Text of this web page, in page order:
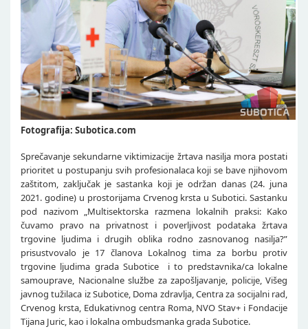
Fotografija: Subotica.com
Sprečavanje sekundarne viktimizacije žrtava nasilja mora postati
prioritet u postupanju svih profesionalaca koji se bave njihovom
zaštitom, zaključak je sastanka koji je održan danas (24. juna
2021. godine) u prostorijama Crvenog krsta u Subotici. Sastanku
pod nazivom „Multisektorska razmena lokalnih praksi: Kako
čuvamo pravo na privatnost i poverljivost podataka žrtava
trgovine ljudima i drugih oblika rodno zasnovanog nasilja?”
prisustvovalo je 17 članova Lokalnog tima za borbu protiv
trgovine ljudima grada Subotice i to predstavnika/ca lokalne
samouprave, Nacionalne službe za zapošljavanje, policije, Višeg
javnog tužilaca iz Subotice, Doma zdravlja, Centra za socijalni rad,
Crvenog krsta, Edukativnog centra Roma, NVO Stav+ i Fondacije
Tijana Juric, kao i lokalna ombudsmanka grada Subotice.